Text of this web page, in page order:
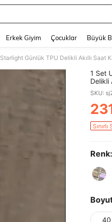
Erkek Giyim Çocuklar Büyük
1 Set
Delikli
Düz
Akıllı
SKU:
Renk:
40